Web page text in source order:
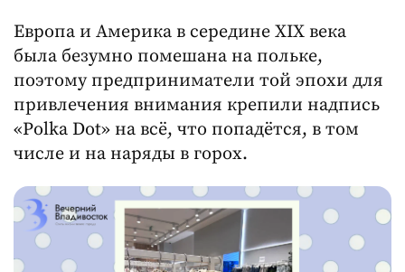
Европа и Америка в середине XIX века
была безумно помешана на польке,
поэтому предприниматели той эпохи для
привлечения внимания крепили надпись
«Polka Dot» на всё, что попадётся, в том
числе и на наряды в горох.